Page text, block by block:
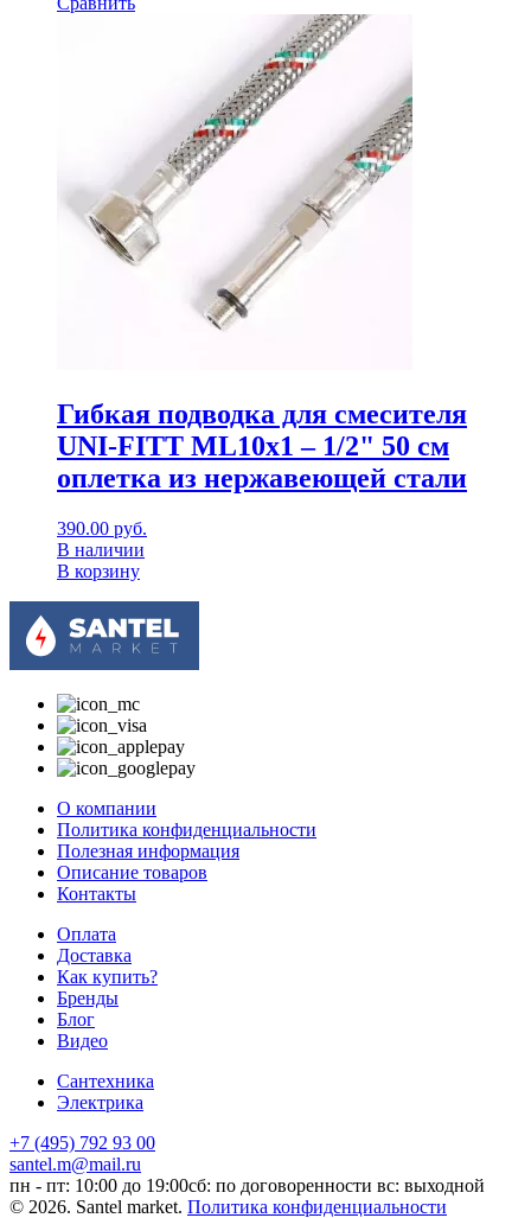
Гибкая подводка для смесителя
UNI-FITT МL10х1 – 1/2" 50 см
оплетка из нержавеющей стали
390.00 руб.
В наличии
В корзину
О компании
Политика конфиденциальности
Полезная информация
Описание товаров
Контакты
Оплата
Доставка
Как купить?
Бренды
Блог
Видео
Сантехника
Электрика
+7 (495) 792 93 00
santel.m@mail.ru
пн - пт: 10:00 до 19:00сб: по договоренности вс: выходной
© 2026. Santel market. Политика конфиденциальности